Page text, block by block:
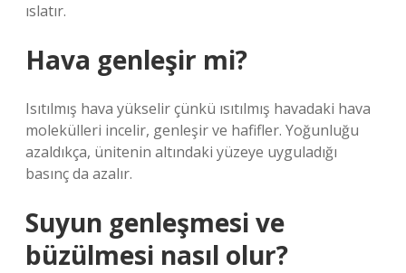
ıslatır.
Hava genleşir mi?
Isıtılmış hava yükselir çünkü ısıtılmış havadaki hava
molekülleri incelir, genleşir ve hafifler. Yoğunluğu
azaldıkça, ünitenin altındaki yüzeye uyguladığı
basınç da azalır.
Suyun genleşmesi ve
büzülmesi nasıl olur?